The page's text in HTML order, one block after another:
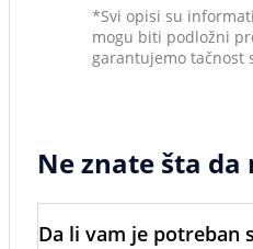
*Svi opisi su
mogu biti podložni
garantujemo tačnost
Ne znate šta da
Da li vam je potreban